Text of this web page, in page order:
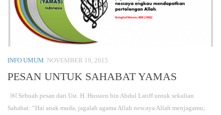
INFO UMUM NOVEMBER 19, 2015
PESAN UNTUK SAHABAT YAMAS
￼ Sebuah pesan dari Ust. H. Hussien bin Abdul Latiff untuk sekalian
Sahabat: “Hai anak muda, jagalah agama Allah nescaya Allah menjagamu;